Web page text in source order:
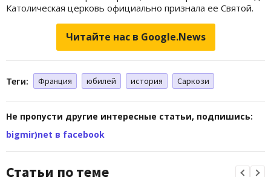
Католическая церковь официально признала ее Святой.
Читайте нас в Google.News
Теги: Франция юбилей история Саркози
Не пропусти другие интересные статьи, подпишись:
bigmir)net в facebook
Статьи по теме